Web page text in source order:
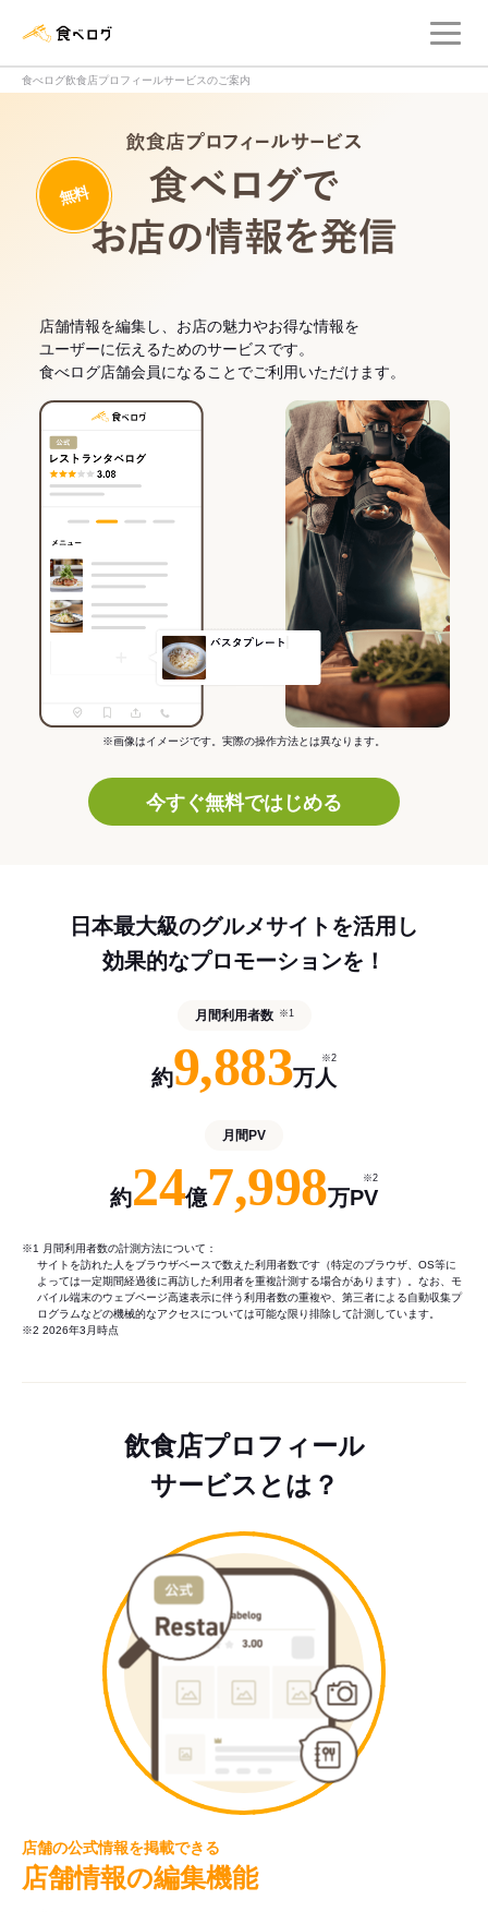
食べログ飲食店プロフィールサービスのご案内
無料
店舗情報を編集し、お店の魅力やお得な情報を
ユーザーに伝えるためのサービスです。
食べログ店舗会員になることでご利用いただけます。
※画像はイメージです。実際の操作方法とは異なります。
今すぐ無料ではじめる
日本最大級のグルメサイトを活用し
効果的なプロモーションを！
月間利用者数 ※1
約9,883万人
※2
月間PV
約24億7,998万PV
※2
※1 月間利用者数の計測方法について：
サイトを訪れた人をブラウザベースで数えた利用者数です（特定のブラウザ、OS等に
よっては一定期間経過後に再訪した利用者を重複計測する場合があります）。なお、モ
バイル端末のウェブページ高速表示に伴う利用者数の重複や、第三者による自動収集プ
ログラムなどの機械的なアクセスについては可能な限り排除して計測しています。
※2 2026年3月時点
飲食店プロフィール
サービスとは？
店舗の公式情報を掲載できる
店舗情報の編集機能